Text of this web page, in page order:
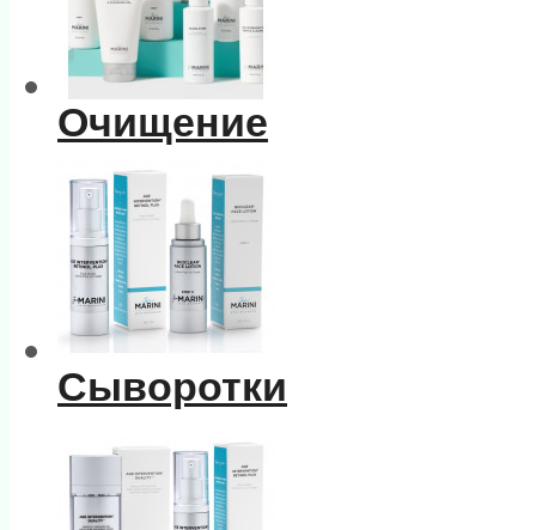
Очищение
Сыворотки